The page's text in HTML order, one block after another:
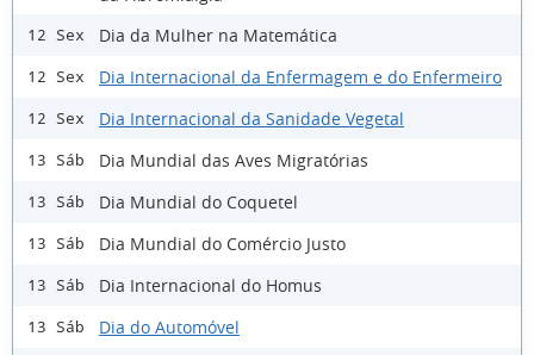
12 Sex Dia da Mulher na Matemática
12 Sex Dia Internacional da Enfermagem e do Enfermeiro
12 Sex Dia Internacional da Sanidade Vegetal
13 Sáb Dia Mundial das Aves Migratórias
13 Sáb Dia Mundial do Coquetel
13 Sáb Dia Mundial do Comércio Justo
13 Sáb Dia Internacional do Homus
13 Sáb Dia do Automóvel